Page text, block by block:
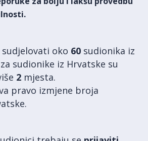
oko 60 sudionika iz
sudionike iz Hrvatske su
2 mjesta.
pravo izmjene broja